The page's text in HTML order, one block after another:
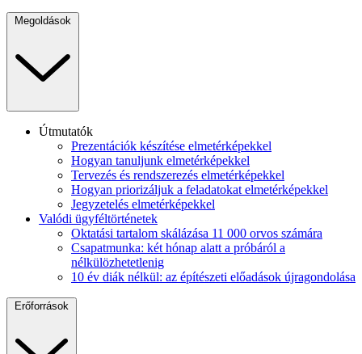
Megoldások
Útmutatók
Prezentációk készítése elmetérképekkel
Hogyan tanuljunk elmetérképekkel
Tervezés és rendszerezés elmetérképekkel
Hogyan priorizáljuk a feladatokat elmetérképekkel
Jegyzetelés elmetérképekkel
Valódi ügyféltörténetek
Oktatási tartalom skálázása 11 000 orvos számára
Csapatmunka: két hónap alatt a próbáról a
nélkülözhetetlenig
10 év diák nélkül: az építészeti előadások újragondolása
Erőforrások